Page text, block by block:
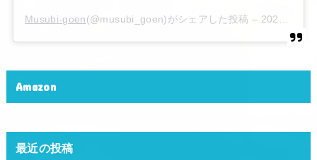
Musubi-goen(@musubi_goen)がシェアした投稿 – 2020年 6月月6日午後10時15分PDT
Amazon
最近の投稿